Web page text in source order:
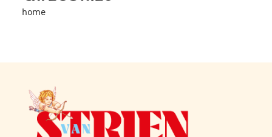
home